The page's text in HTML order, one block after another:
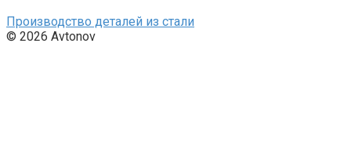
Производство деталей из стали
© 2026 Avtonov